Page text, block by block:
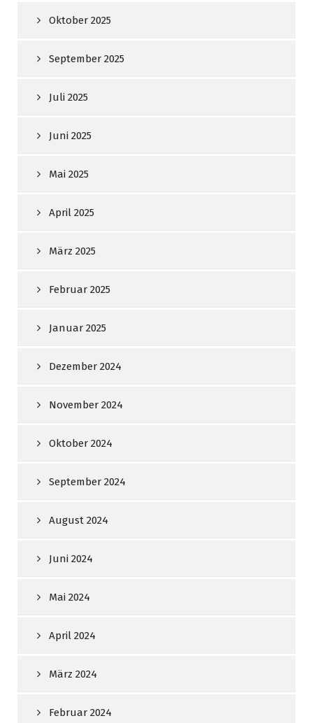
Oktober 2025
September 2025
Juli 2025
Juni 2025
Mai 2025
April 2025
März 2025
Februar 2025
Januar 2025
Dezember 2024
November 2024
Oktober 2024
September 2024
August 2024
Juni 2024
Mai 2024
April 2024
März 2024
Februar 2024